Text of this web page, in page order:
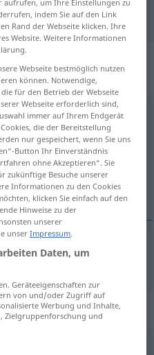
anklicken/antippen)
indem Sie auf den Link
Rand der Webseite klicken. Ihre
Website. Weitere Informationen
Webseite bestmöglich nutzen
können. Notwendige,
für den Betrieb der Webseite
Webseite erforderlich sind,
immer auf Ihrem Endgerät
die der Bereitstellung
nur gespeichert, wenn Sie uns
Button Ihr Einverständnis
ohne Akzeptieren“. Sie
zukünftige Besuche unserer
Informationen zu den Cookies
klicken Sie einfach auf den
Hinweise zu der
unserer
unserImpressum.
Daten, um
Geräteeigenschaften zur
von und/oder Zugriff auf
Werbung und Inhalte,
Zielgruppenforschung und